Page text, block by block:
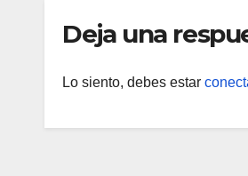
Deja una
Lo siento, debes estar